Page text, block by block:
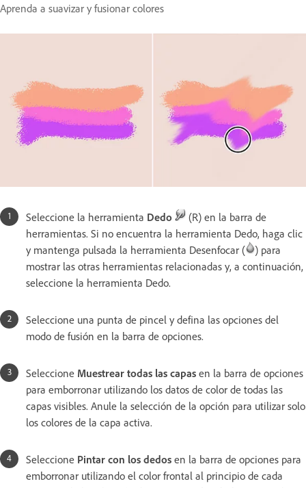
Aprenda a suavizar y fusionar colores
Seleccione la herramienta Dedo
(R) en la barra de
herramientas. Si no encuentra la herramienta Dedo, haga clic
y mantenga pulsada la herramienta Desenfocar (
) para
mostrar las otras herramientas relacionadas y, a continuación,
seleccione la herramienta Dedo.
Seleccione una punta de pincel y defina las opciones del
modo de fusión en la barra de opciones.
Seleccione Muestrear todas las capas en la barra de opciones
para emborronar utilizando los datos de color de todas las
capas visibles. Anule la selección de la opción para utilizar solo
los colores de la capa activa.
Seleccione Pintar con los dedos en la barra de opciones para
emborronar utilizando el color frontal al principio de cada